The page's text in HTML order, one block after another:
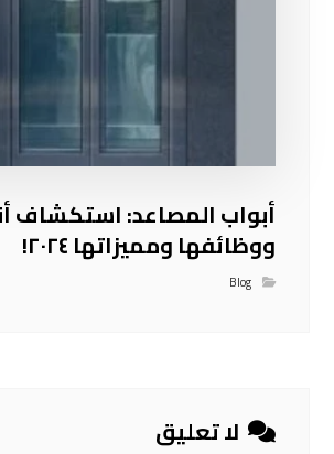
أبواب المصاعد: استكشاف
ووظائفها ومميزاتها ٢٠٢٤!
Blog
لا تعليق